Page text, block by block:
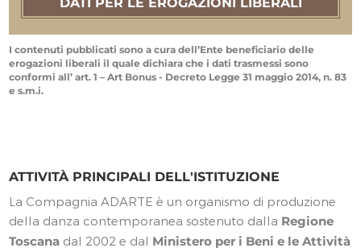
I contenuti pubblicati sono a cura dell’Ente beneficiario delle
erogazioni liberali il quale dichiara che i dati trasmessi sono
conformi all’ art. 1 – Art Bonus - Decreto Legge 31 maggio 2014, n. 83
e s.m.i.
ATTIVITÀ PRINCIPALI DELL'ISTITUZIONE
La Compagnia ADARTE è un organismo di produzione
della danza contemporanea sostenuto dalla Regione
Toscana dal 2002 e dal Ministero per i Beni e le Attività